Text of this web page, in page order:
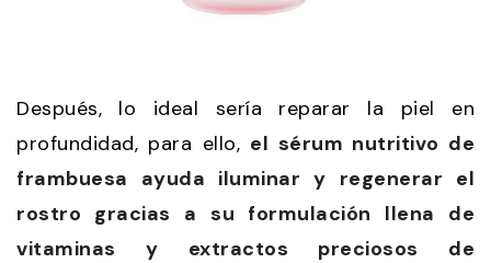
Después, lo ideal sería reparar la piel en
profundidad, para ello, el sérum nutritivo de
frambuesa ayuda iluminar y regenerar el
rostro gracias a su formulación llena de
vitaminas y extractos preciosos de